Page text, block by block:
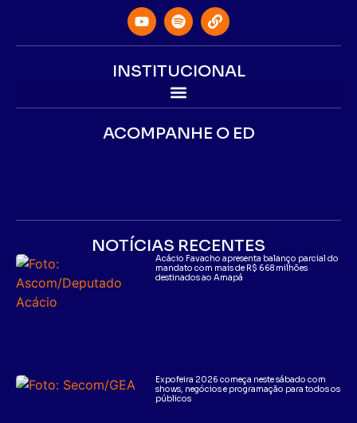
INSTITUCIONAL
ACOMPANHE O ED
NOTÍCIAS RECENTES
Acácio Favacho apresenta balanço parcial do
mandato com mais de R$ 668 milhões
destinados ao Amapá
Expofeira 2026 começa neste sábado com
shows, negócios e programação para todos os
públicos